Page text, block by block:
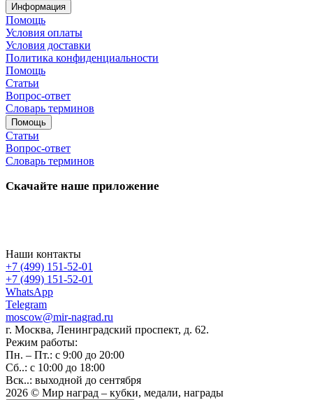
Информация
Помощь
Условия оплаты
Условия доставки
Политика конфиденциальности
Помощь
Статьи
Вопрос-ответ
Словарь терминов
Помощь
Статьи
Вопрос-ответ
Словарь терминов
Скачайте наше приложение
Наши контакты
+7 (499) 151-52-01
+7 (499) 151-52-01
WhatsApp
Telegram
moscow@mir-nagrad.ru
г. Москва, Ленинградский проспект, д. 62.
Режим работы:
Пн. – Пт.: с 9:00 до 20:00
Сб..: с 10:00 до 18:00
Вск..: выходной до сентября
2026 © Мир наград – кубки, медали, награды